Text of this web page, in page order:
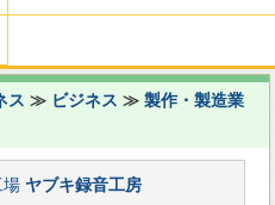
ス ≫ ビジネス ≫製作・製造業
場 ヤブキ録音工房